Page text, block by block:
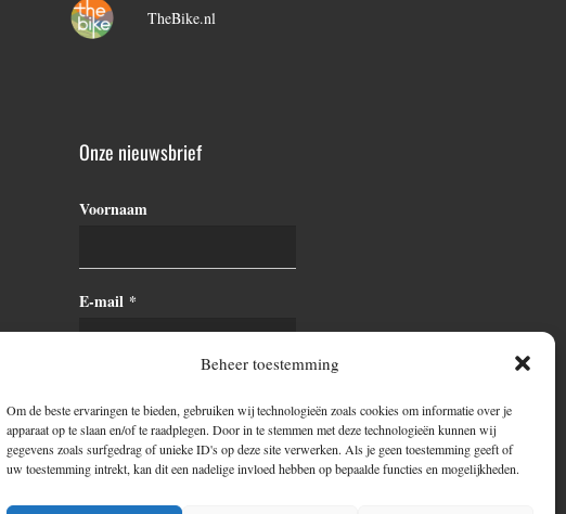
Beheer toestemming
Om de beste ervaringen te bieden, gebruiken wij technologieën zoals cookies om informatie over je
apparaat op te slaan en/of te raadplegen. Door in te stemmen met deze technologieën kunnen wij
gegevens zoals surfgedrag of unieke ID's op deze site verwerken. Als je geen toestemming geeft of
uw toestemming intrekt, kan dit een nadelige invloed hebben op bepaalde functies en mogelijkheden.
TheBike.nl
Onze nieuwsbrief
Voornaam
E-mail *